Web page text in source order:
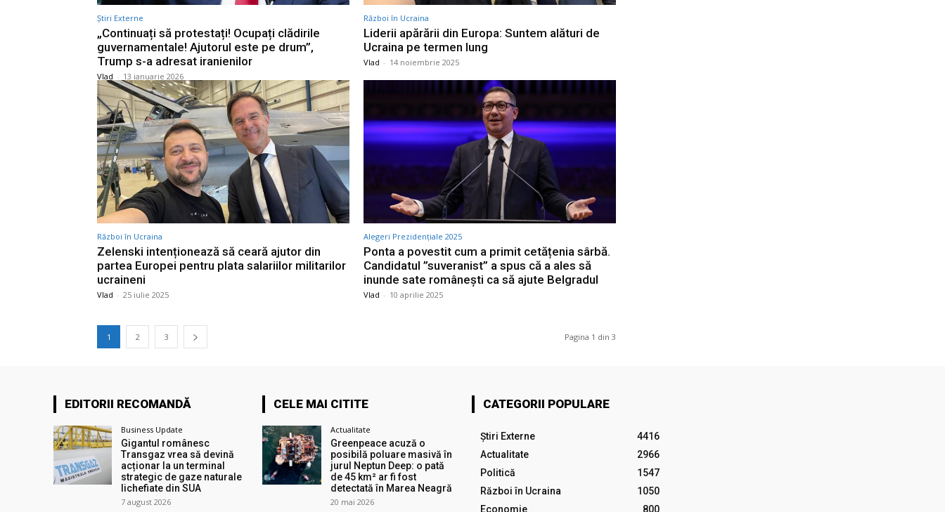
Știri Externe
„Continuați să protestați! Ocupați clădirile
guvernamentale! Ajutorul este pe drum”,
Trump s-a adresat iranienilor
Vlad - 13 ianuarie 2026
Război în Ucraina
Liderii apărării din Europa: Suntem alături de
Ucraina pe termen lung
Vlad - 14 noiembrie 2025
Război în Ucraina
Zelenski intenționează să ceară ajutor din
partea Europei pentru plata salariilor militarilor
ucraineni
Vlad - 25 iulie 2025
Alegeri Prezidențiale 2025
Ponta a povestit cum a primit cetățenia sârbă.
Candidatul ”suveranist” a spus că a ales să
inunde sate românești ca să ajute Belgradul
Vlad - 10 aprilie 2025
1 2 3 Pagina 1 din 3
EDITORII RECOMANDĂ
Business Update
Gigantul românesc
Transgaz vrea să devină
acționar la un terminal
strategic de gaze naturale
lichefiate din SUA
7 august 2026
CELE MAI CITITE
Actualitate
Greenpeace acuză o
posibilă poluare masivă în
jurul Neptun Deep: o pată
de 45 km² ar fi fost
detectată în Marea Neagră
20 mai 2026
CATEGORII POPULARE
Știri Externe
4416
Actualitate
2966
Politică
1547
Război în Ucraina
1050
Economie
800